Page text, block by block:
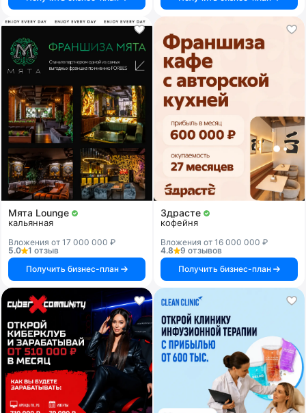
Мята Lounge
кальянная
Вложения от 17 000 000 ₽
5.0
1 отзыв
Получить бизнес-план
Здрасте
кофейня
Вложения от 16 000 000 ₽
4.8
9 отзывов
Получить бизнес-план